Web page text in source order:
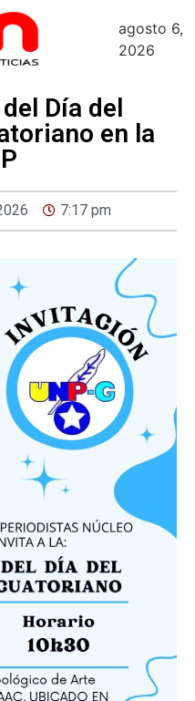
agosto 6,
2026
Día del
en la
7:17 pm